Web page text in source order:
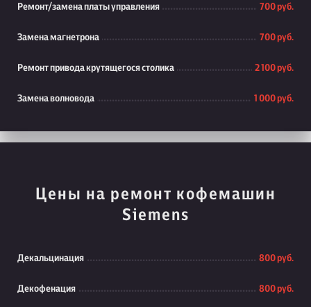
Ремонт/замена платы управления 700 руб.
Замена магнетрона 700 руб.
Ремонт привода крутящегося столика 2 100 руб.
Замена волновода 1 000 руб.
Цены на ремонт кофемашин
Siemens
Декальцинация 800 руб.
Декофенация 800 руб.